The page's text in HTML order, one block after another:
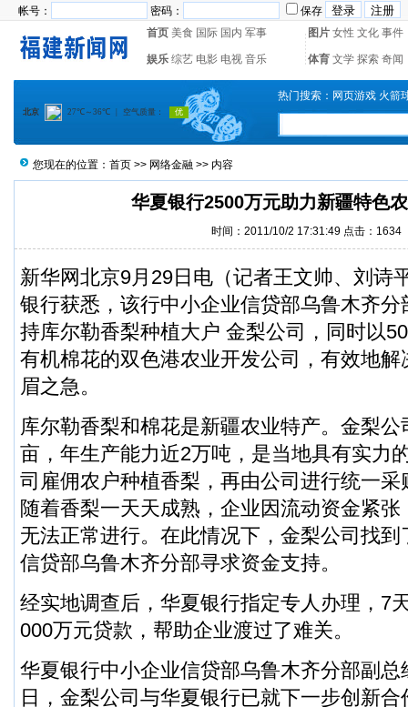
帐号： 密码：
保存
首页 美食 国际 国内 军事 图片 女性 文化 事件
娱乐 综艺 电影 电视 音乐 体育 文学 探索 奇闻
热门搜索： 网页游戏 火箭
您现在的位置： 首页 >> 网络金融 >> 内容
华夏银行2500万元助力新疆特色
时间：2011/10/2 17:31:49 点击：1634
新华网北京9月29日电（记者王文帅、刘诗
银行获悉，该行中小企业信贷部乌鲁木齐
持库尔勒香梨种植大户 金梨公司，同时以
有机棉花的双色港农业开发公司，有效地
眉之急。
库尔勒香梨和棉花是新疆农业特产。金梨
亩，年生产能力近2万吨，是当地具有实力
司雇佣农户种植香梨，再由公司进行统一
随着香梨一天天成熟，企业因流动资金紧
无法正常进行。在此情况下，金梨公司找
信贷部乌鲁木齐分部寻求资金支持。
经实地调查后，华夏银行指定专人办理，7
000万元贷款，帮助企业渡过了难关。
华夏银行中小企业信贷部乌鲁木齐分部副
日，金梨公司与华夏银行已就下一步创新